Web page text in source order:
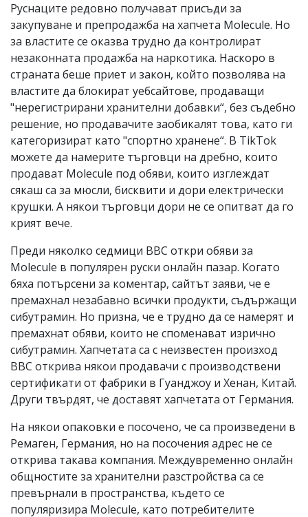
Руснаците редовно получават присъди за
закупуване и препродажба на хапчета Molecule. Но
за властите се оказва трудно да контролират
незаконната продажба на наркотика. Наскоро в
страната беше приет и закон, който позволява на
властите да блокират уебсайтове, продаващи
"нерегистрирани хранителни добавки“, без съдебно
решение, но продавачите заобикалят това, като ги
категоризират като "спортно хранене“. В TikTok
можете да намерите търговци на дребно, които
продават Molecule под обяви, които изглеждат
сякаш са за мюсли, бисквити и дори електрически
крушки. А някои търговци дори не се опитват да го
крият вече.
Преди няколко седмици BBC откри обяви за
Molecule в популярен руски онлайн пазар. Когато
бяха потърсени за коментар, сайтът заяви, че е
премахнал незабавно всички продукти, съдържащи
сибутрамин. Но призна, че е трудно да се намерят и
премахнат обяви, които не споменават изрично
сибутрамин. Хапчетата са с неизвестен произход
BBC открива някои продавачи с производствени
сертификати от фабрики в Гуанджоу и Хенан, Китай.
Други твърдят, че доставят хапчетата от Германия.
На някои опаковки е посочено, че са произведени в
Ремаген, Германия, но на посочения адрес не се
открива такава компания. Междувременно онлайн
общностите за хранителни разстройства са се
превърнали в пространства, където се
популяризира Molecule, като потребителите